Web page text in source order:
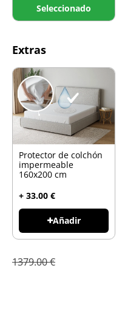
1379.00 €
Seleccionado
Extras
Protector de colchón
impermeable
160x200 cm
+ 33.00 €
Añadir